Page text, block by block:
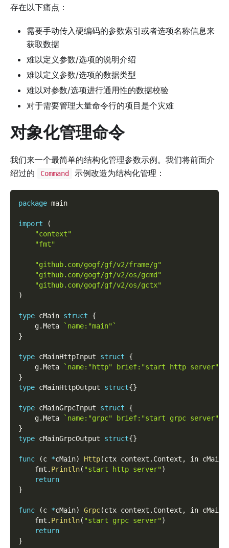
存在以下痛点：
需要手动传入硬编码的参数索引或者选项名称信息来
获取数据
难以定义参数/选项的说明介绍
难以定义参数/选项的数据类型
难以对参数/选项进行通用性的数据校验
对于需要管理大量命令行的项目是个灾难
对象化管理命令
我们来一个最简单的结构化管理参数示例。我们将前面介
绍过的
Command 示例改造为结构化管理：
package main
import
(
"context"
"fmt"
"github.com/gogf/gf/v2/frame/g"
"github.com/gogf/gf/v2/os/gcmd"
"github.com/gogf/gf/v2/os/gctx"
)
type cMain struct
{
    g
.Meta
`name:"main"`
}
type cMainHttpInput struct
{
    g
.Meta
`name:"http" brief:"start http server"`
}
type cMainHttpOutput struct{}
type cMainGrpcInput struct
{
    g
.Meta
`name:"grpc" brief:"start grpc server"`
}
type cMainGrpcOutput struct{}
func (c *cMain) Http(ctx context . Context ,
in
    fmt
. Println( "start http server")
return
}
func (c *cMain) Grpc(ctx context . Context ,
in
    fmt
. Println( "start grpc server")
return
}